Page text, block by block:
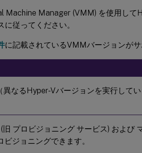
Manager (VMM) を使用して
従ってください。
に記載されているVMMバージョンがサ
なるHyper-Vバージョンを実行してい
プロビジョニング サービス) および
ジョニングできます。